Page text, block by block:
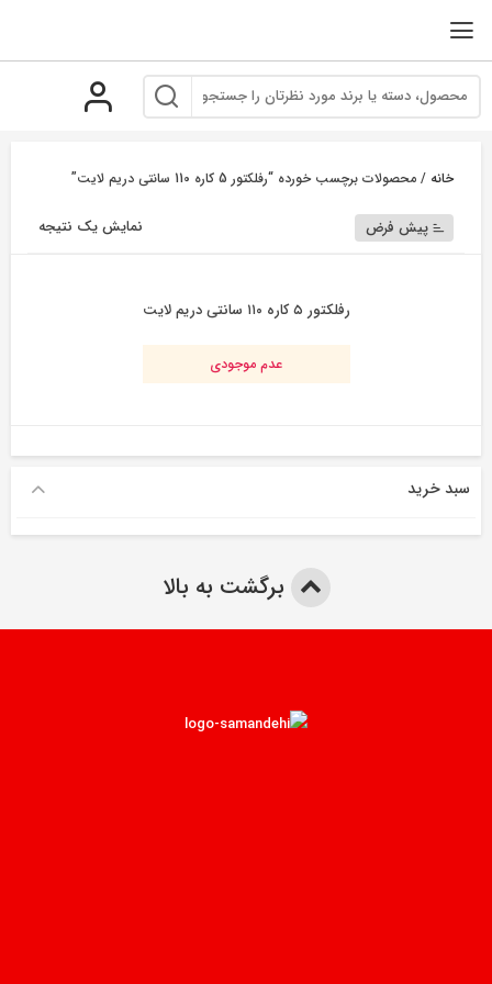
خانه / محصولات برچسب خورده “رفلکتور 5 کاره 110 سانتی دریم لایت”
نمایش یک نتیجه پیش فرض
رفلکتور ۵ کاره ۱۱۰ سانتی دریم لایت
عدم موجودی
سبد خرید
برگشت به بالا